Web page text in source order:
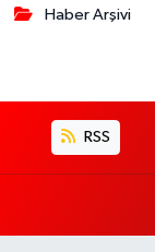
Haber Arşivi
RSS